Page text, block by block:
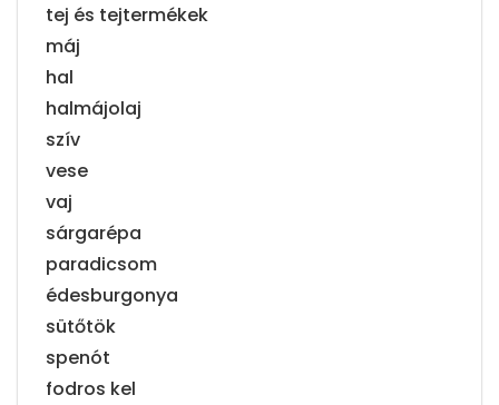
tej és tejtermékek
máj
hal
halmájolaj
szív
vese
vaj
sárgarépa
paradicsom
édesburgonya
sütőtök
spenót
fodros kel